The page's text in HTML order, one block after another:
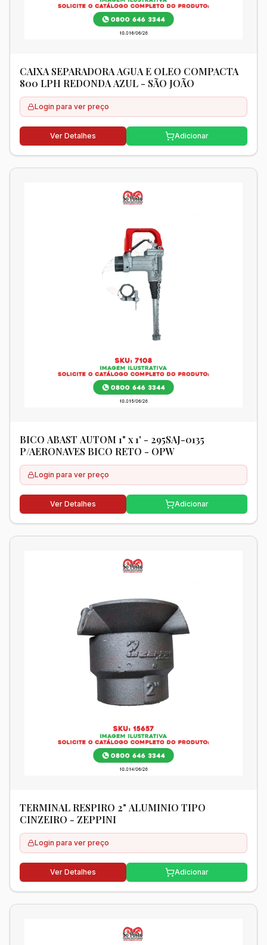
CAIXA SEPARADORA AGUA E OLEO COMPACTA
800 LPH REDONDA AZUL - SÃO JOÃO
Login para ver preço
Ver Detalhes Adicionar
BICO ABAST AUTOM 1" x 1' - 295SAJ-0135
P/AERONAVES BICO RETO - OPW
Login para ver preço
Ver Detalhes Adicionar
TERMINAL RESPIRO 2" ALUMINIO TIPO
CINZEIRO - ZEPPINI
Login para ver preço
Ver Detalhes Adicionar